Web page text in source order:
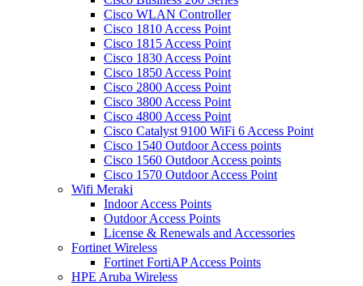
Cisco WLAN Controller
Cisco 1810 Access Point
Cisco 1815 Access Point
Cisco 1830 Access Point
Cisco 1850 Access Point
Cisco 2800 Access Point
Cisco 3800 Access Point
Cisco 4800 Access Point
Cisco Catalyst 9100 WiFi 6 Access Point
Cisco 1540 Outdoor Access points
Cisco 1560 Outdoor Access points
Cisco 1570 Outdoor Access Point
Wifi Meraki
Indoor Access Points
Outdoor Access Points
License & Renewals and Accessories
Fortinet Wireless
Fortinet FortiAP Access Points
HPE Aruba Wireless